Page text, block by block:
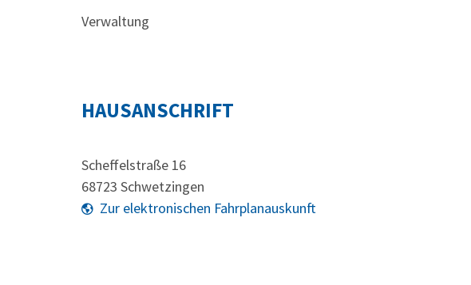
Verwaltung
HAUSANSCHRIFT
Scheffelstraße 16
68723 Schwetzingen
Zur elektronischen Fahrplanauskunft